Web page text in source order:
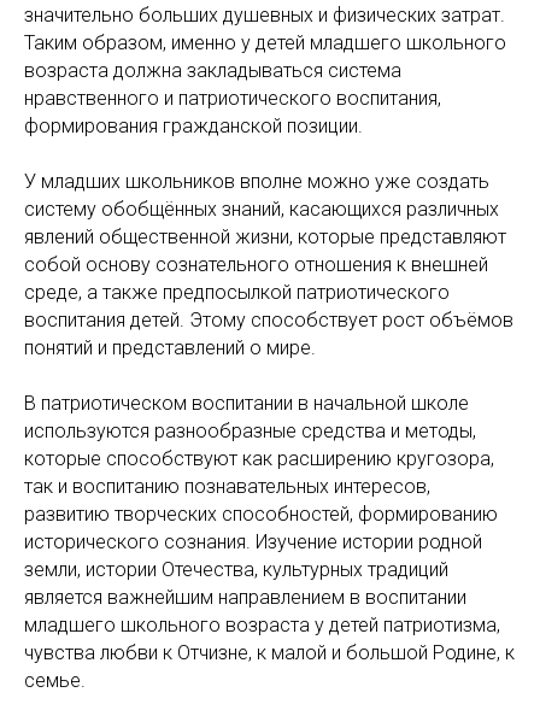
значительно больших душевных и физических затрат.
Таким образом, именно у детей младшего школьного
возраста должна закладываться система
нравственного и патриотического воспитания,
формирования гражданской позиции.
У младших школьников вполне можно уже создать
систему обобщённых знаний, касающихся различных
явлений общественной жизни, которые представляют
собой основу сознательного отношения к внешней
среде, а также предпосылкой патриотического
воспитания детей. Этому способствует рост объёмов
понятий и представлений о мире.
В патриотическом воспитании в начальной школе
используются разнообразные средства и методы,
которые способствуют как расширению кругозора,
так и воспитанию познавательных интересов,
развитию творческих способностей, формированию
исторического сознания. Изучение истории родной
земли, истории Отечества, культурных традиций
является важнейшим направлением в воспитании
младшего школьного возраста у детей патриотизма,
чувства любви к Отчизне, к малой и большой Родине, к
семье.